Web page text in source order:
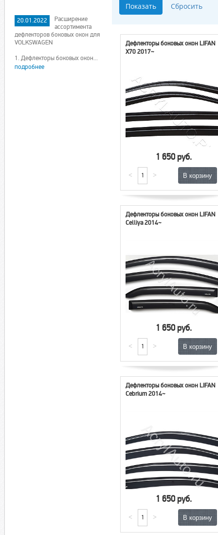
20.01.2022
Расширение
ассортимента
дефлекторов боковых окон для
VOLKSWAGEN
1. Дефлекторы боковых окон...
подробнее
Дефлекторы боковых окон LIFAN
X70 2017~
1 650 руб.
< >
Дефлекторы боковых окон LIFAN
Celliya 2014~
1 650 руб.
< >
Дефлекторы боковых окон LIFAN
Cebrium 2014~
1 650 руб.
< >